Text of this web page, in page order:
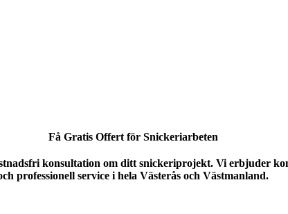
Få Gratis Offert för Snickeriarbeten
konsultation om ditt snickeriprojekt. Vi erbjuder
professionell service i hela Västerås och Västmanland.